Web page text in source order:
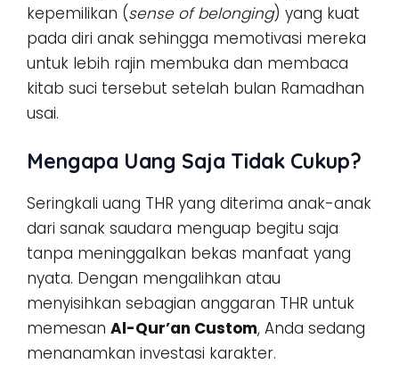
kepemilikan (sense of belonging) yang kuat
pada diri anak sehingga memotivasi mereka
untuk lebih rajin membuka dan membaca
kitab suci tersebut setelah bulan Ramadhan
usai.
Mengapa Uang Saja Tidak Cukup?
Seringkali uang THR yang diterima anak-anak
dari sanak saudara menguap begitu saja
tanpa meninggalkan bekas manfaat yang
nyata. Dengan mengalihkan atau
menyisihkan sebagian anggaran THR untuk
memesan Al-Qur’an Custom, Anda sedang
menanamkan investasi karakter.